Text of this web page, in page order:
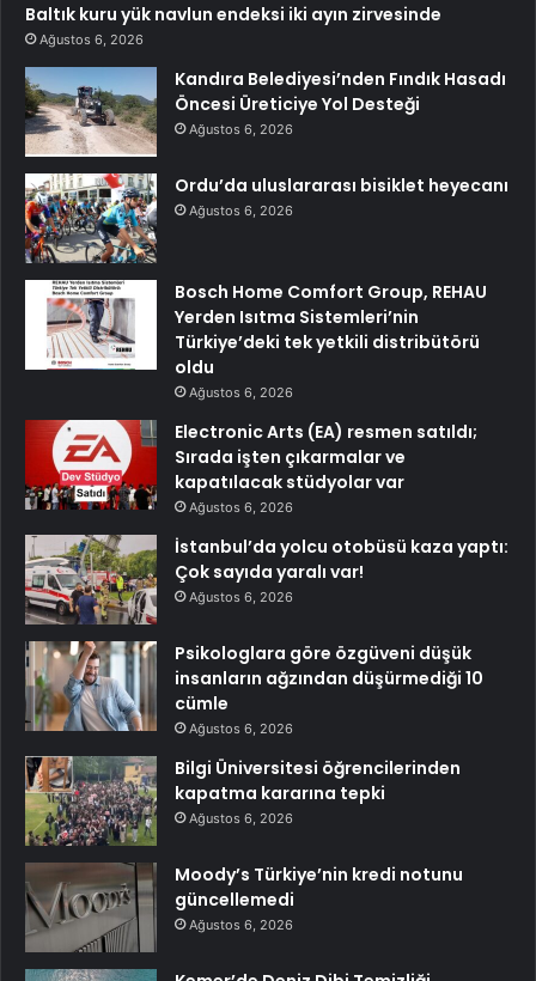
Baltık kuru yük navlun endeksi iki ayın zirvesinde
Ağustos 6, 2026
Kandıra Belediyesi’nden Fındık Hasadı
Öncesi Üreticiye Yol Desteği
Ağustos 6, 2026
Ordu’da uluslararası bisiklet heyecanı
Ağustos 6, 2026
Bosch Home Comfort Group, REHAU
Yerden Isıtma Sistemleri’nin
Türkiye’deki tek yetkili distribütörü
oldu
Ağustos 6, 2026
Electronic Arts (EA) resmen satıldı;
Sırada işten çıkarmalar ve
kapatılacak stüdyolar var
Ağustos 6, 2026
İstanbul’da yolcu otobüsü kaza yaptı:
Çok sayıda yaralı var!
Ağustos 6, 2026
Psikologlara göre özgüveni düşük
insanların ağzından düşürmediği 10
cümle
Ağustos 6, 2026
Bilgi Üniversitesi öğrencilerinden
kapatma kararına tepki
Ağustos 6, 2026
Moody’s Türkiye’nin kredi notunu
güncellemedi
Ağustos 6, 2026